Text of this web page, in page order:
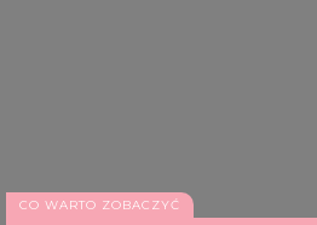
CO WARTO ZOBACZYĆ